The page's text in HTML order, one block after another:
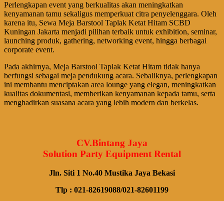
Perlengkapan event yang berkualitas akan meningkatkan
kenyamanan tamu sekaligus memperkuat citra penyelenggara. Oleh
karena itu, Sewa Meja Barstool Taplak Ketat Hitam SCBD
Kuningan Jakarta menjadi pilihan terbaik untuk exhibition, seminar,
launching produk, gathering, networking event, hingga berbagai
corporate event.
Pada akhirnya, Meja Barstool Taplak Ketat Hitam tidak hanya
berfungsi sebagai meja pendukung acara. Sebaliknya, perlengkapan
ini membantu menciptakan area lounge yang elegan, meningkatkan
kualitas dokumentasi, memberikan kenyamanan kepada tamu, serta
menghadirkan suasana acara yang lebih modern dan berkelas.
CV.Bintang Jaya
Solution Party Equipment Rental
Jln. Siti 1 No.40 Mustika Jaya Bekasi
Tlp : 021-82619088/021-82601199